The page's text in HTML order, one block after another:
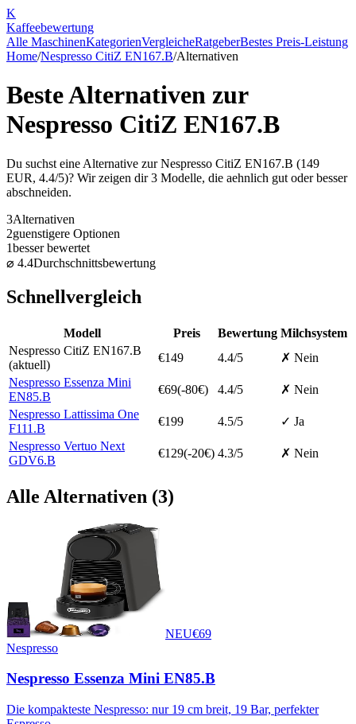
K
Kaffeebewertung
Alle MaschinenKategorienVergleicheRatgeberBestes Preis-Leistung
Home/Nespresso CitiZ EN167.B/Alternativen
Beste Alternativen zur
Nespresso CitiZ EN167.B
Du suchst eine Alternative zurNespresso CitiZ EN167.B (149
EUR, 4.4/5)? Wir zeigen dir3 Modelle, die aehnlich gut oder besser
abschneiden.
3Alternativen
2guenstigere Optionen
1besser bewertet
⌀ 4.4Durchschnittsbewertung
Schnellvergleich
Modell Preis Bewertung Milchsystem
Nespresso CitiZ EN167.B
(aktuell)
€149 4.4/5
✗ Nein
Nespresso Essenza Mini
EN85.B
€69(-80€) 4.4/5
✗ Nein
Nespresso Lattissima One
F111.B
€199 4.5/5
✓ Ja
Nespresso Vertuo Next
GDV6.B
€129(-20€) 4.3/5 ✗ Nein
Alle Alternativen (3)
NEU€69
Nespresso
Nespresso Essenza Mini EN85.B
Die kompakteste Nespresso: nur 19 cm breit, 19 Bar, perfekter